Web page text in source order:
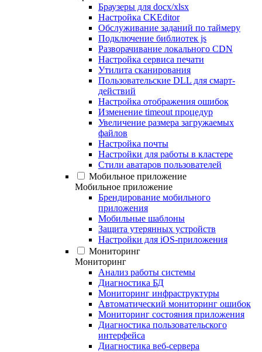
Браузеры для docx/xlsx
Настройка CKEditor
Обслуживание заданий по таймеру
Подключение библиотек js
Разворачивание локального CDN
Настройка сервиса печати
Утилита сканирования
Пользовательские DLL для смарт-
действий
Настройка отображения ошибок
Изменение timeout процедур
Увеличение размера загружаемых
файлов
Настройка почты
Настройки для работы в кластере
Стили аватаров пользователей
Мобильное приложение
Мобильное приложение
Брендирование мобильного
приложения
Мобильные шаблоны
Защита утерянных устройств
Настройки для iOS-приложения
Мониторинг
Мониторинг
Анализ работы системы
Диагностика БД
Мониторинг инфраструктуры
Автоматический мониторинг ошибок
Мониторинг состояния приложения
Диагностика пользовательского
интерфейса
Диагностика веб-сервера